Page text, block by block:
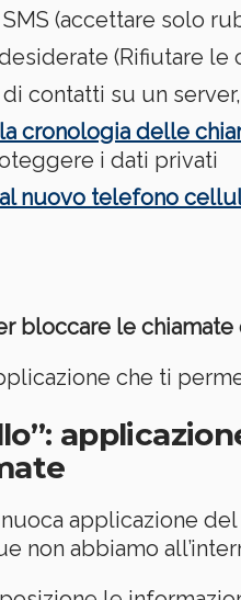
(accettare solo
(Rifiutare
contatti su un
cronologia delle
i dati privati
nuovo telefono
bloccare le
che ti
applicazione
non abbiamo